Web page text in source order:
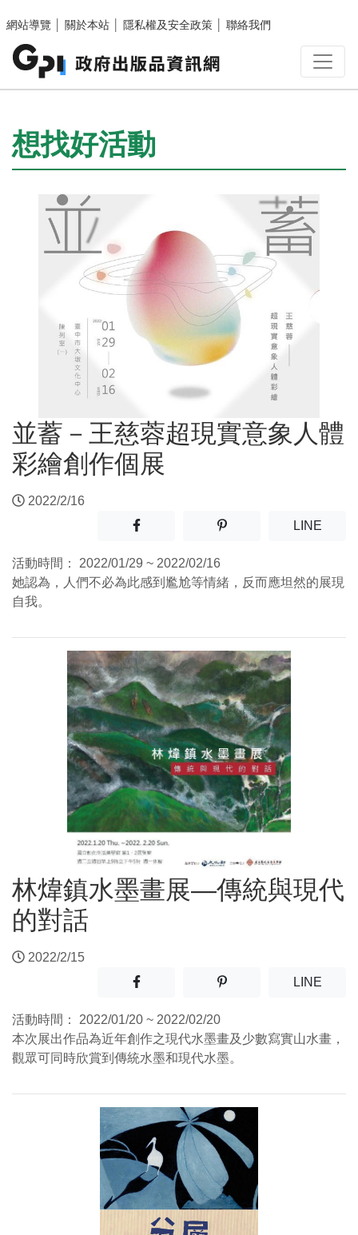
網站導覽
關於本站 隱私權及安全政策 聯絡我們
:::
想找好活動
並蓄－王慈蓉超現實意象人體
彩繪創作個展
2022/2/16
分享至facebook(另開新視窗)
分享至噗浪(另開新視窗)
LINE(另開
活動時間：
2022/01/29 ~ 2022/02/16
她認為，人們不必為此感到尷尬等情緒，反而應坦然的展現
自我。
林煒鎮水墨畫展—傳統與現代
的對話
2022/2/15
分享至facebook(另開新視窗)
分享至噗浪(另開新視窗)
LINE(另開
活動時間：
2022/01/20 ~ 2022/02/20
本次展出作品為近年創作之現代水墨畫及少數寫實山水畫，
觀眾可同時欣賞到傳統水墨和現代水墨。